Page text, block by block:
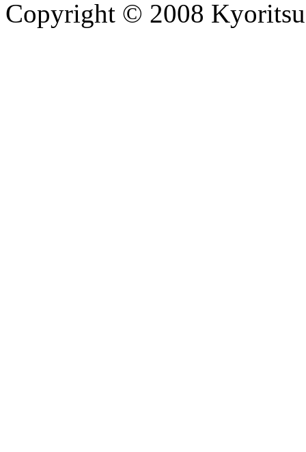
Copyright © 2008